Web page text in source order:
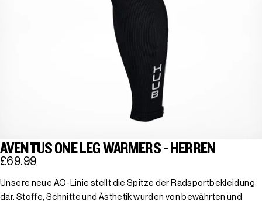
AVENTUS ONE LEG WARMERS - HERREN
£69.99
Unsere neue AO-Linie stellt die Spitze der Radsportbekleidung
dar. Stoffe, Schnitte und Ästhetik wurden von bewährten und